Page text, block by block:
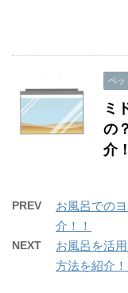
ペッ
ミ
の
介
PREV
お風呂での
介！！
NEXT
お風呂を活
方法を紹介！